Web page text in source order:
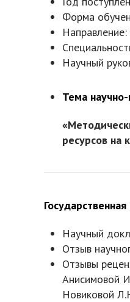
Форма
Направление:
Научный
Тема
ресурсов на
Научный
Отзыв
Отзывы
Анисимовой
Новиковой